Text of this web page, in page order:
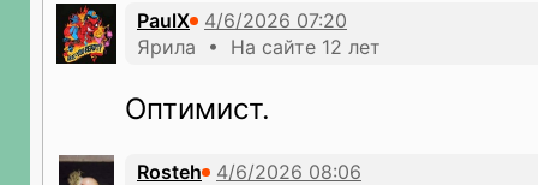
PaulX
Ярила • На сайте 12 лет
Оптимист.
Rosteh